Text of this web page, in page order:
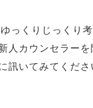
っくりじっくり
人カウンセラー
訊いてみてくださ